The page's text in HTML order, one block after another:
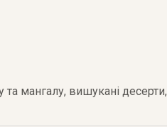
та мангалу, вишукані десерти,